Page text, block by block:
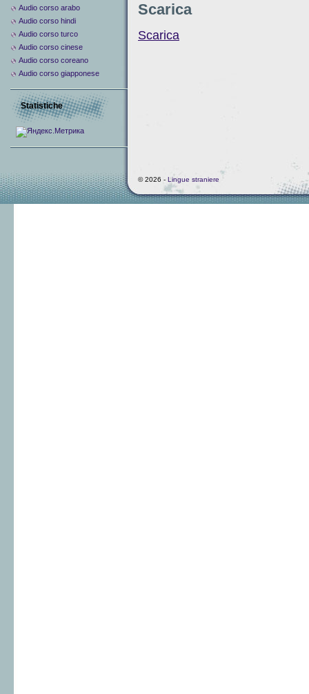
Scarica
Scarica
Audio corso arabo
Audio corso hindi
Audio corso turco
Audio corso cinese
Audio corso coreano
Audio corso giapponese
Statistiche
© 2026 - Lingue straniere